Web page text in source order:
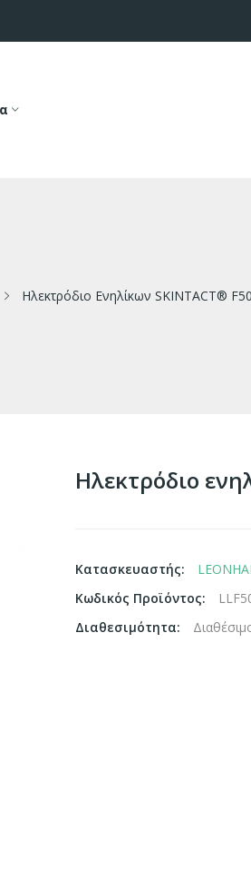
Ηλεκτρόδιο Ενηλίκων SKINTACT®
Ηλεκτρόδιο
Κατασκευαστής:
Κωδικός Προϊόντος:
Διαθεσιμότητα: